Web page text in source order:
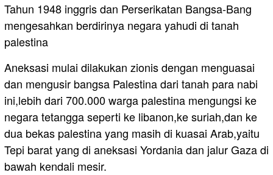
Tahun 1948 inggris dan Perserikatan Bangsa-Bang
mengesahkan berdirinya negara yahudi di tanah
palestina
Aneksasi mulai dilakukan zionis dengan menguasai
dan mengusir bangsa Palestina dari tanah para nabi
ini,lebih dari 700.000 warga palestina mengungsi ke
negara tetangga seperti ke libanon,ke suriah,dan ke
dua bekas palestina yang masih di kuasai Arab,yaitu
Tepi barat yang di aneksasi Yordania dan jalur Gaza di
bawah kendali mesir.